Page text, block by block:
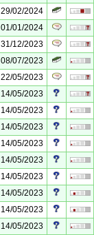
29/02/2024
01/01/2024
31/12/2023
08/07/2023
22/05/2023
14/05/2023
14/05/2023
14/05/2023
14/05/2023
14/05/2023
14/05/2023
14/05/2023
14/05/2023
14/05/2023